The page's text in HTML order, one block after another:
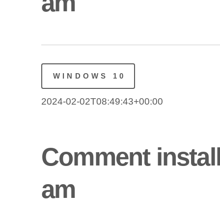
WINDOWS 10
2024-02-02T08:49:43+00:00
Comment
am